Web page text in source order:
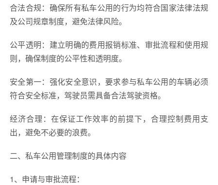
合法合规：确保所有私车公用的行为均符合国家法律法规
及公司规章制度，避免法律风险。
公平透明：建立明确的费用报销标准、审批流程和使用规
则，确保制度的公平性和透明度。
安全第一：强化安全意识，要求参与私车公用的车辆必须
符合安全标准，驾驶员需具备合法驾驶资格。
经济合理：在保证工作效率的前提下，合理控制费用支
出，避免不必要的浪费。
二、私车公用管理制度的具体内容
1、申请与审批流程：